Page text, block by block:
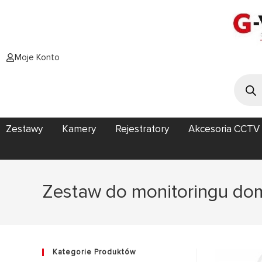
Moje Konto
Zestawy Kamery Rejestratory Akcesoria CCTV
Zestaw do monitoringu
Kategorie Produktów